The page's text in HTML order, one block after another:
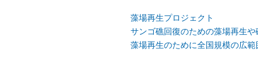
藻場再生プロジェクト
サンゴ礁回復のための藻場再生や
藻場再生のために全国規模の広